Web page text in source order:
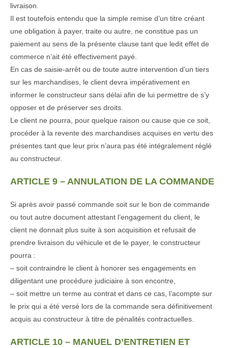
livraison.
Il est toutefois entendu que la simple remise d’un titre créant
une obligation à payer, traite ou autre, ne constitue pas un
paiement au sens de la présente clause tant que ledit effet de
commerce n’ait été effectivement payé.
En cas de saisie-arrêt ou de toute autre intervention d’un tiers
sur les marchandises, le client devra impérativement en
informer le constructeur sans délai afin de lui permettre de s’y
opposer et de préserver ses droits.
Le client ne pourra, pour quelque raison ou cause que ce soit,
procéder à la revente des marchandises acquises en vertu des
présentes tant que leur prix n’aura pas été intégralement réglé
au constructeur.
ARTICLE 9 – ANNULATION DE LA COMMANDE
Si après avoir passé commande soit sur le bon de commande
ou tout autre document attestant l’engagement du client, le
client ne donnait plus suite à son acquisition et refusait de
prendre livraison du véhicule et de le payer, le constructeur
pourra :
– soit contraindre le client à honorer ses engagements en
diligentant une procédure judiciaire à son encontre,
– soit mettre un terme au contrat et dans ce cas, l’acompte sur
le prix qui a été versé lors de la commande sera définitivement
acquis au constructeur à titre de pénalités contractuelles.
ARTICLE 10 – MANUEL D’ENTRETIEN ET